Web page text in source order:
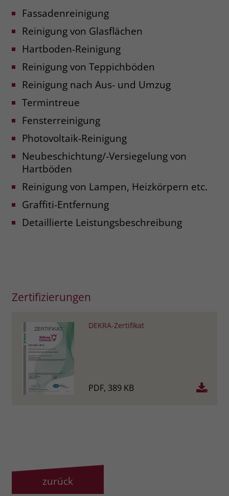
Fassadenreinigung
Reinigung von Glasflächen
Hartboden-Reinigung
Reinigung von Teppichböden
Reinigung nach Aus- und Umzug
Termintreue
Fensterreinigung
Photovoltaik-Reinigung
Neubeschichtung/-Versiegelung von
Hartböden
Reinigung von Lampen, Heizkörpern etc.
Graffiti-Entfernung
Detaillierte Leistungsbeschreibung
Zertifizierungen
DEKRA-Zertifikat
PDF, 389 KB
zurück